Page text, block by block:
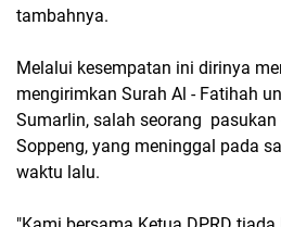
tambahnya.
Melalui kesempatan ini dirinya
mengirimkan Surah Al - Fatihah
Sumarlin, salah seorang pasukan
Soppeng, yang meninggal pada
waktu lalu.